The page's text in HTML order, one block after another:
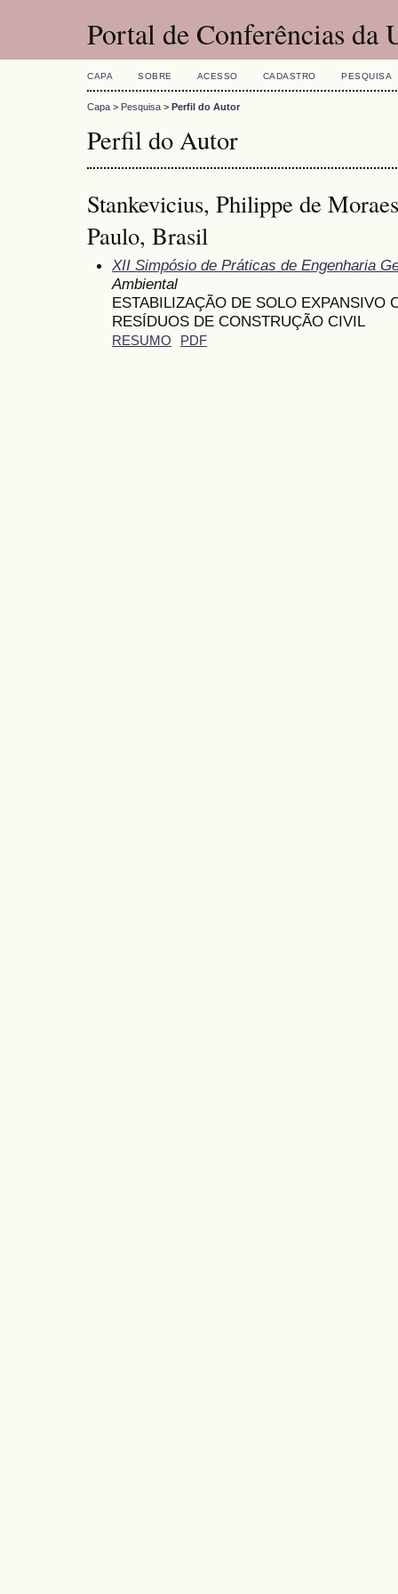
Portal de Conferências da
CAPA SOBRE ACESSO CADASTRO PESQUISA
Capa > Pesquisa > Perfil do Autor
Perfil do Autor
Stankevicius, Philippe de
Paulo, Brasil
XII Simpósio de Práticas de Engenharia
Ambiental
ESTABILIZAÇÃO DE SOLO EXPANSIVO
RESÍDUOS DE CONSTRUÇÃO CIVIL
RESUMO PDF